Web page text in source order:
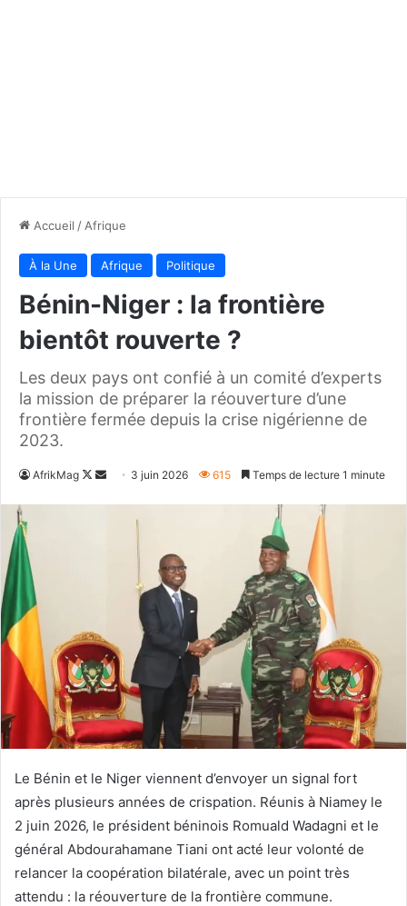
Accueil / Afrique
À la Une Afrique Politique
Bénin-Niger : la frontière
bientôt rouverte ?
Les deux pays ont confié à un comité d’experts
la mission de préparer la réouverture d’une
frontière fermée depuis la crise nigérienne de
2023.
AfrikMag
Follow
Envoyer
courriel
3 juin 2026 615 Temps de lecture 1 minute
Le Bénin et le Niger viennent d’envoyer un signal fort
après plusieurs années de crispation. Réunis à Niamey le
2 juin 2026, le président béninois Romuald Wadagni et le
général Abdourahamane Tiani ont acté leur volonté de
relancer la coopération bilatérale, avec un point très
attendu : la réouverture de la frontière commune.